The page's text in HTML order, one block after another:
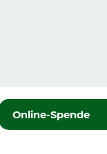
Online-Spende